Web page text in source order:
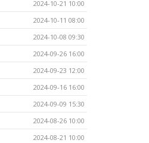
2024-10-21 10:00
2024-10-11 08:00
2024-10-08 09:30
2024-09-26 16:00
2024-09-23 12:00
2024-09-16 16:00
2024-09-09 15:30
2024-08-26 10:00
2024-08-21 10:00